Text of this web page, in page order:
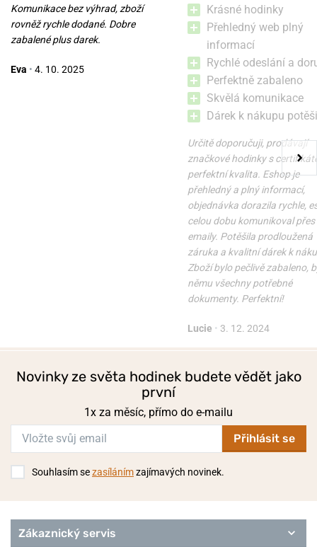
Komunikace bez výhrad, zboží
rovněž rychle dodané. Dobre
zabalené plus darek.
Eva • 4. 10. 2025
Krásné hodinky
Přehledný web plný
informací
Rychlé odeslání a
Perfektně zabaleno
Skvělá komunikace
Dárek k nákupu
Určitě doporučuji, prodávají
značkové hodinky s
perfektní kvalita. Eshop je
přehledný a plný informací,
objednávka dorazila rychle,
celou dobu komunikoval přes
emaily. Potěšila prodloužená
záruka a kvalitní dárek k
Zboží bylo pečlivě zabaleno,
němu všechny potřebné
dokumenty. Perfektní!
Lucie • 3. 12. 2024
Novinky ze světa hodinek budete vědět jako
první
1x za měsíc, přímo do e-mailu
Přihlásit se
Souhlasím sezasílánímzajímavých novinek.
Zákaznický servis